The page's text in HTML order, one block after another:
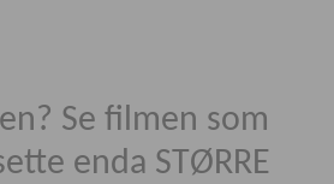
Se filmen som
enda STØRRE